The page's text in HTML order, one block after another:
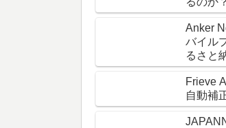
Anker
バイル
るさと
Frieve
自動補